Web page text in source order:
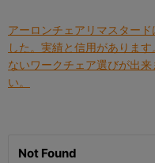
アーロンチェアリマスター
した。実績と信用がありま
ないワークチェア選びが出
い。